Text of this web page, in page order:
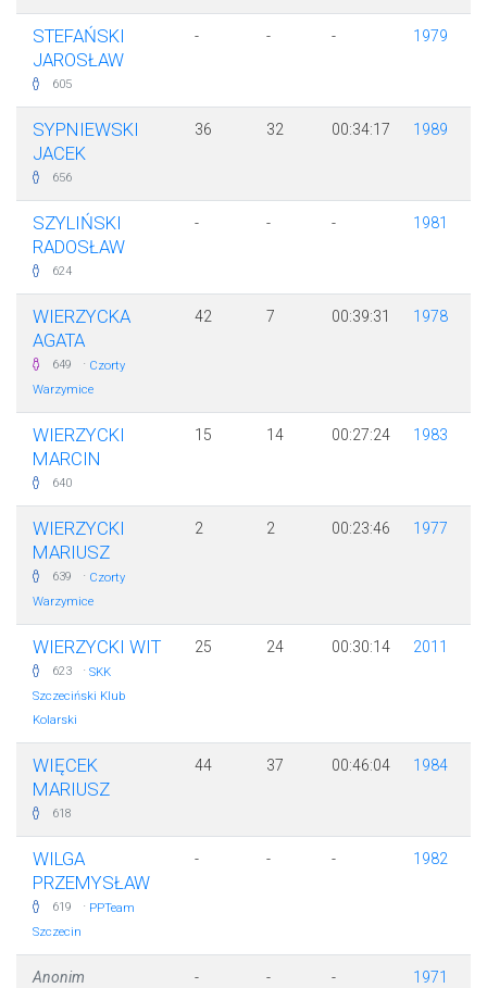
STEFAŃSKI
JAROSŁAW
605
- - - 1979
SYPNIEWSKI
JACEK
656
36 32 00:34:17 1989
SZYLIŃSKI
RADOSŁAW
624
- - - 1981
WIERZYCKA
AGATA
649 · Czorty
Warzymice
42 7 00:39:31 1978
WIERZYCKI
MARCIN
640
15 14 00:27:24 1983
WIERZYCKI
MARIUSZ
639 · Czorty
Warzymice
2 2 00:23:46 1977
WIERZYCKI WIT
623 · SKK
Szczeciński Klub
Kolarski
25 24 00:30:14 2011
WIĘCEK
MARIUSZ
618
44 37 00:46:04 1984
WILGA
PRZEMYSŁAW
619 · PPTeam
Szczecin
- - - 1982
Anonim - - - 1971